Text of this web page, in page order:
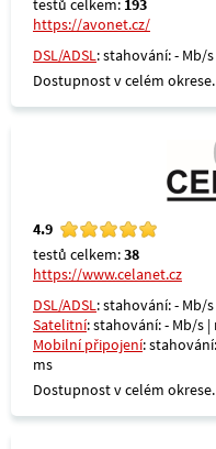
testů celkem: 193
https://avonet.cz/
DSL/ADSL: stahování: - Mb/
Dostupnost v celém okrese.
4.9
testů celkem:38
https://www.celanet.cz
DSL/ADSL: stahování: - Mb/
Satelitní: stahování: - Mb/s
Mobilní připojení:
ms
Dostupnost v celém okrese.